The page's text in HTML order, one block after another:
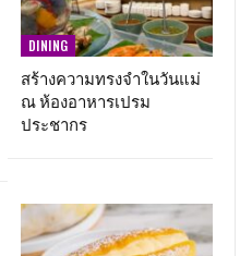
DINING
สร้างความทรงจำในวันแม่
ณ ห้องอาหารเปรม
ประชากร